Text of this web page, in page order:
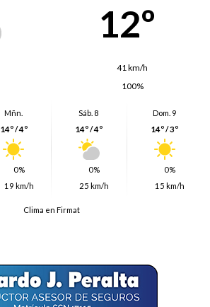
12º
41 km/h
100%
Mñn.
14º / 4º
0%
19 km/h
Sáb. 8
14º / 4º
0%
25 km/h
Dom. 9
14º / 3º
0%
15 km/h
Clima en Firmat